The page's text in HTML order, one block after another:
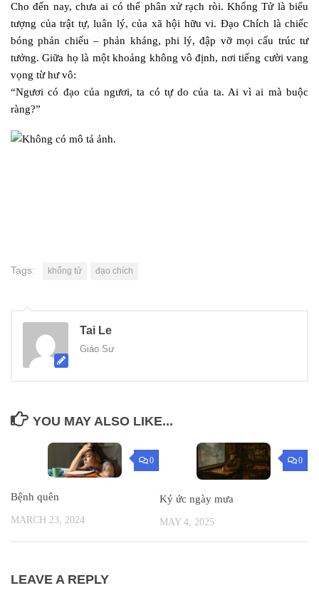
Cho đến nay, chưa ai có thể phân xử rạch ròi. Khổng Tử là biểu
tượng của trật tự, luân lý, của xã hội hữu vi. Đạo Chích là chiếc
bóng phản chiếu – phản kháng, phi lý, đập vỡ mọi cấu trúc tư
tưởng. Giữa họ là một khoảng không vô định, nơi tiếng cười vang
vọng từ hư vô:
“Ngươi có đạo của ngươi, ta có tự do của ta. Ai vì ai mà buộc
ràng?”
Tags: khổng tử đạo chích
Tai Le
Giáo Sư
YOU MAY ALSO LIKE...
0
Bệnh quên
MARCH 23, 2024
0
Ký ức ngày mưa
MAY 4, 2025
LEAVE A REPLY